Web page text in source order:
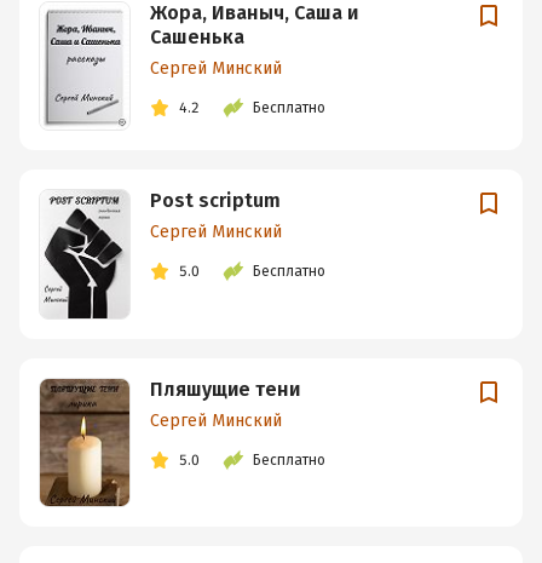
Жора, Иваныч, Саша и
Сашенька
Сергей Минский
4.2 Бесплатно
Post scriptum
Сергей Минский
5.0 Бесплатно
Пляшущие тени
Сергей Минский
5.0 Бесплатно